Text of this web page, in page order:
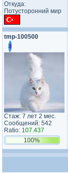
Откуда:
Потусторонний мир
tmp-100500
Стаж: 7 лет 2 мес.
Сообщений: 542
Ratio: 107.437
100%